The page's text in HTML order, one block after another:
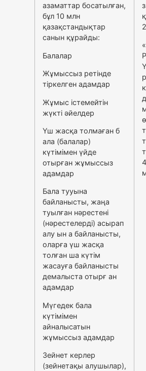
азаматтар босатылған,
бұл 10 млн
қазақстандықтар
санын құрайды:
Балалар
Жұмыссыз ретінде
тіркелген адамдар
Жұмыс істемейтін
жүкті әйелдер
Үш жасқа толмаған б
ала (балалар)
күтімімен үйде
отырған жұмыссыз
адамдар
Бала тууына
байланысты, жаңа
туылған нәрестені
(нәрестелерді) асырап
алу ын а байланысты,
оларға үш жасқа
толған ша күтім
жасауға байланысты
демалыста отырғ ан
адамдар
Мүгедек бала
күтімімен
айналысатын
жұмыссыз адамдар
Зейнет керлер
(зейнетақы алушылар),